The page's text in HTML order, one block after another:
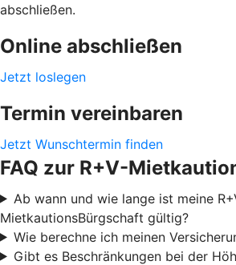
abschließen.
Online abschließen
Jetzt loslegen
Termin vereinbaren
Jetzt Wunschtermin finden
FAQ zur R+V-
Ab wann und wie lange ist meine
MietkautionsBürgschaft gültig?
Wie berechne ich meinen
Gibt es Beschränkungen bei der